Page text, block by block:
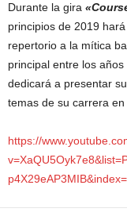
Durante la gira
principios de 2019
repertorio a la mítica
principal entre los
dedicará a presentar
temas de su carrera en
https://